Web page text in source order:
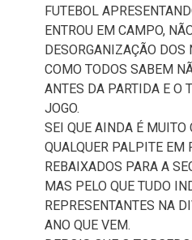
FUTEBOL
ENTROU EM CAMPO,
DESORGANIZAÇÃO DOS
COMO TODOS SABEM
ANTES DA PARTIDA E O
JOGO.
SEI QUE AINDA É MUITO
QUALQUER PALPITE EM
REBAIXADOS PARA A
MAS PELO QUE TUDO
REPRESENTANTES NA
ANO QUE VEM.